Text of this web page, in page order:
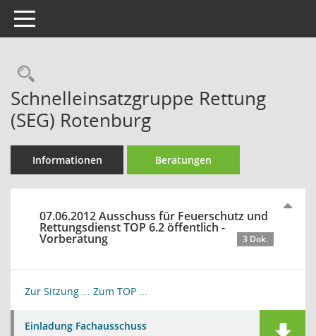
Toggle navigation
Rechercheauswahl
Schnelleinsatzgruppe Rettung
(SEG) Rotenburg
Informationen Beratungen
07.06.2012 Ausschuss für Feuerschutz und
Rettungsdienst TOP 6.2 öffentlich -
Vorberatung 3 Dok.
Zur Sitzung ... Zum TOP ...
Einladung Fachausschuss